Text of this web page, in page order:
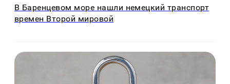
В Баренцевом море нашли немецкий транспорт
времен Второй мировой